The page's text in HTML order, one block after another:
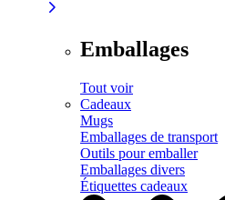
Emballages
Tout voir
Cadeaux
Mugs
Emballages de transport
Outils pour emballer
Emballages divers
Étiquettes cadeaux